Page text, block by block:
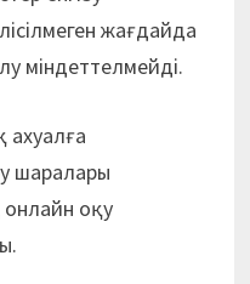
жағдайда
міндеттелмейді.
ахуалға
шаралары
онлайн оқу